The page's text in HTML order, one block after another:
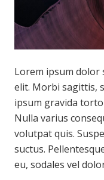
Lorem ipsum dolor
elit. Morbi sagittis,
ipsum gravida
Nulla varius
volutpat quis.
suctus.
eu, sodales vel